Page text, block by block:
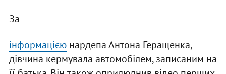
За
інформацієюнардепа Антона Геращенка,
дівчина кермувала автомобілем, записаним на